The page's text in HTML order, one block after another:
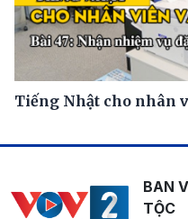
Tiếng Nhật cho nhân
BAN
TỘC